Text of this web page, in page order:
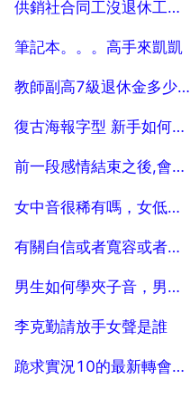
供銷社合同工沒退休工齡，供銷社合同制職工的退休工資怎麼算
2025-07-04
筆記本。。。高手來凱凱
2025-07-04 教師副高7級退休金多少，安徽省副高六級教師退休工資
2025-07-04 復古海報字型 新手如何用ps做海報
2025-07-04 前一段感情結束之後,會很快忘記嗎
2025-07-04 女中音很稀有嗎，女低音有多稀有？
2025-07-04 有關自信或者寬容或者勇敢的名人名言,故事,都有什麼
2025-07-04 男生如何學夾子音，男生該如何練成女生的夾子音
2025-07-04
李克勤請放手女聲是誰
2025-07-04 跪求實況10的最新轉會補丁，最好是有託雷斯轉會切爾西較新的補丁，